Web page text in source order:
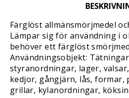
Färglöst allmänsmörjmedel
Lämpar sig för användning i
behöver ett färglöst
Användningsobjekt:
styranordningar, lager,
kedjor, gångjärn, lås, formar,
grillar, kylanordningar,